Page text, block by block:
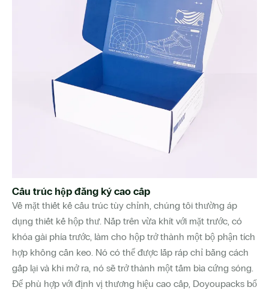
Cấu trúc hộp đăng ký cao cấp
Về mặt thiết kế cấu trúc tùy chỉnh, chúng tôi thường áp
dụng thiết kế hộp thư. Nắp trên vừa khít với mặt trước, có
khóa gài phía trước, làm cho hộp trở thành một bộ phận tích
hợp không cần keo. Nó có thể được lắp ráp chỉ bằng cách
gấp lại và khi mở ra, nó sẽ trở thành một tấm bìa cứng sóng.
Để phù hợp với định vị thương hiệu cao cấp, Doyoupacks bổ